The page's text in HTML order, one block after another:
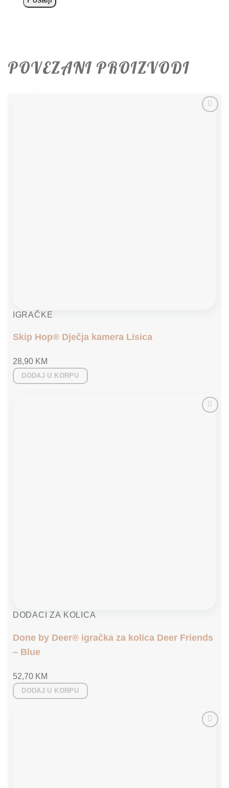
POVEZANI PROIZVODI
IGRAČKE
Skip Hop® Dječja kamera Lisica
28,90 KM
DODAJ U KORPU
DODACI ZA KOLICA
Done by Deer® igračka za kolica Deer Friends
– Blue
52,70 KM
DODAJ U KORPU